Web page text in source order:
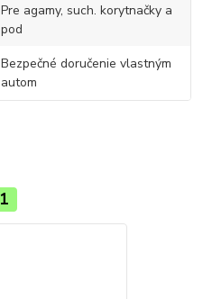
Pre agamy, such. korytnačky a
pod
Bezpečné doručenie vlastným
autom
1